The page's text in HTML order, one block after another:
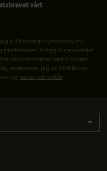
vårt
å få tilsendt nyhetsbrev fra
i tillegg til sporadiske
abonnementet ved å bruken
aksepterer jeg at Härkila kan
og personvernvilkår.